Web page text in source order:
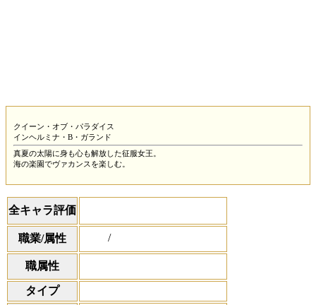
クイーン・オブ・パラダイス
インヘルミナ・B・ガランド
真夏の太陽に身も心も解放した征服女王。
海の楽園でヴァカンスを楽しむ。
全キャラ評価
職業/属性 /
職属性
タイプ